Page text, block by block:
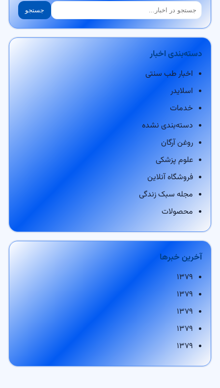
جستجو جستجو
دسته‌بندی اخبار
اخبار طب سنتی
اسلایدر
خدمات
دسته‌بندی نشده
روغن آرگان
علوم پزشکی
فروشگاه آنلاین
مجله سبک زندگی
محصولات
آخرین خبرها
۱۳۷۹
۱۳۷۹
۱۳۷۹
۱۳۷۹
۱۳۷۹